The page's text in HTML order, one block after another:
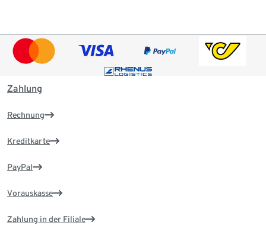
Zahlung
Rechnung
Kreditkarte
PayPal
Vorauskasse
Zahlung in der Filiale